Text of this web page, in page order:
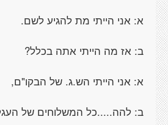
א: אני הייתי מת להגיע לשם.
ב: אז מה הייתי אתה בכלל?
א: אני הייתי הש.ג. של הבקו"ם,
ב: להה.....כל המשלוחים של